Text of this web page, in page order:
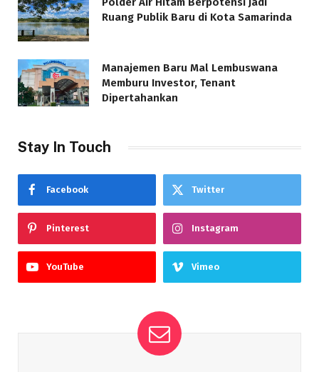
Ruang Publik Baru di Kota Samarinda
Manajemen Baru Mal Lembuswana
Memburu Investor, Tenant
Dipertahankan
Stay In Touch
Facebook Twitter
Pinterest Instagram
YouTube Vimeo